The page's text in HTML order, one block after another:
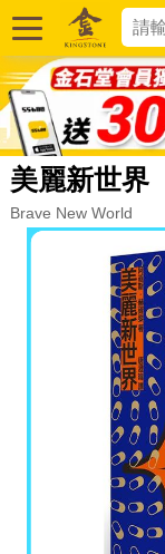
美麗新世界
Brave New World